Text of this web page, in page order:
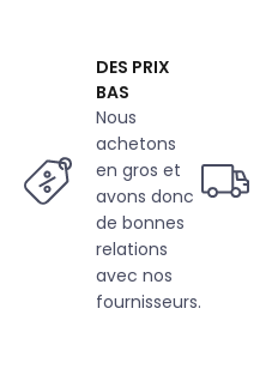
DES PRIX
BAS
Nous
achetons
en gros et
avons donc
de bonnes
relations
avec nos
fournisseurs.